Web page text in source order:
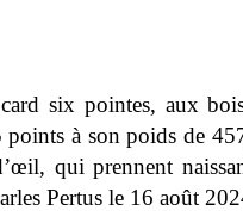
six pointes, aux
points à son poids de
qui prennent
Pertus le 16 août